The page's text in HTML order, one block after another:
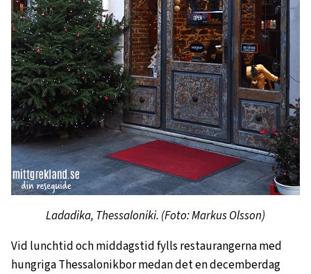
Ladadika, Thessaloniki. (Foto: Markus Olsson)
Vid lunchtid och middagstid fylls restaurangerna med
hungriga Thessalonikbor medan det en decemberdag